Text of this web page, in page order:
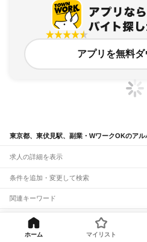
アプリを無料
東京都、東伏見駅、副業・WワークOKのア
求人の詳細を表示
条件を追加・変更して検索
市区町村を追加・変更
東京都すべて
東京23区
駅を追加・変更
職種を追加・変更
関連キーワード
バイトTOP
西東京市
イト・バイト・求人
ホーム マイリスト